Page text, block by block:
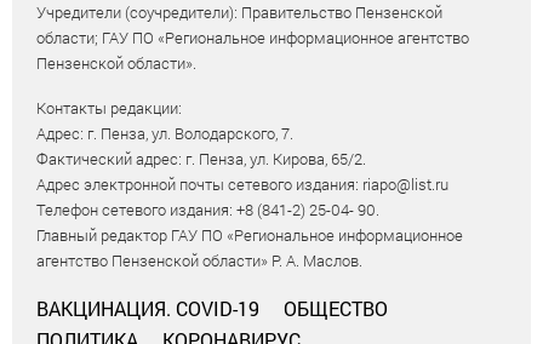
Учредители (соучредители): Правительство Пензенской
области; ГАУ ПО «Региональное информационное агентство
Пензенской области».
Контакты редакции:
Адрес: г. Пенза, ул. Володарского, 7.
Фактический адрес: г. Пенза, ул. Кирова, 65/2.
Адрес электронной почты сетевого издания: riapo@list.ru
Телефон сетевого издания: +8 (841-2) 25-04- 90.
Главный редактор ГАУ ПО «Региональное информационное
агентство Пензенской области» Р. А. Маслов.
ВАКЦИНАЦИЯ. COVID-19
ОБЩЕСТВО